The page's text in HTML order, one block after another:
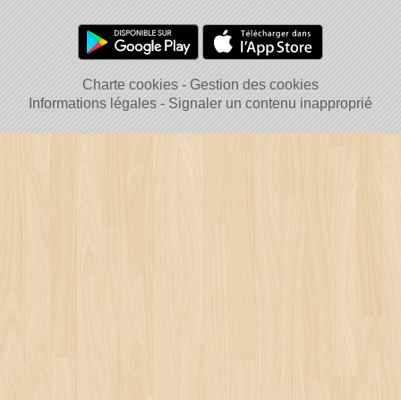
Charte cookies
Gestion des cookies
Informations légales
Signaler un contenu inapproprié